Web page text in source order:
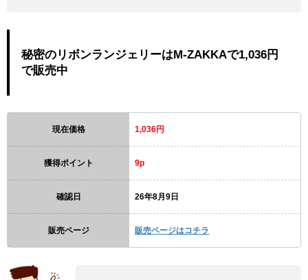
秘密のリボンランジェリーはM-ZAKKAで1,036円
で販売中
現在価格 1,036円
獲得ポイント 9p
確認日 26年8月9日
販売ページ 販売ページはコチラ